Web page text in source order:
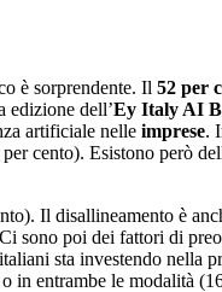
è sorprendente. Il 52 per
edizione dell’Ey Italy AI
artificiale nelle imprese.
cento). Esistono però
Il disallineamento è
sono poi dei fattori di
sta investendo nella
in entrambe le modalità